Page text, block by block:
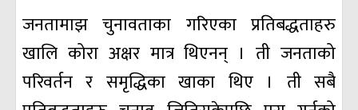
जनतामाझ चुनावताका गरिएका प्रतिबद्धताहरु
खालि कोरा अक्षर मात्र थिएनन्‌ । ती जनताको
परिवर्तन र समृद्धिका खाका थिए । ती सबै